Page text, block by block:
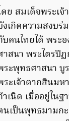
ดย สมเด็จพระเ
งเกิดความสงบร่
บคนไทยได้ พระ
าสนา พระไตรปิ
ระพุทธศาสนา บู
ระเจ้าตากสินม
ำเนิด เมื่ออยู่ใน
นเป็นพุทธมามก